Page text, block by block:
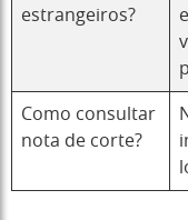
estrangeiros?
Como consultar
nota de corte?